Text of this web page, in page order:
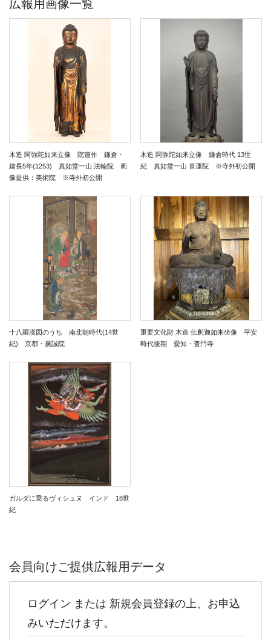
広報用画像一覧
木造 阿弥陀如来立像 院蓮作 鎌倉・
建長5年(1253) 真如堂一山 法輪院 画
像提供：美術院 ※寺外初公開
木造 阿弥陀如来立像 鎌倉時代 13世
紀 真如堂一山 喜運院 ※寺外初公開
十八羅漢図のうち 南北朝時代(14世
紀) 京都・廣誠院
重要文化財 木造 伝釈迦如来坐像 平安
時代後期 愛知・普門寺
ガルダに乗るヴィシュヌ インド 18世
紀
会員向けご提供広報用データ
ログイン または 新規会員登録の上、お申込
みいただけます。